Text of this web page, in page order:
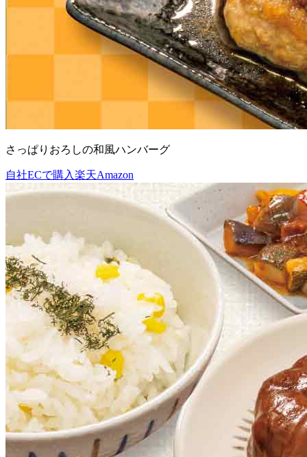
さっぱりおろしの和風ハンバーグ
自社ECで購入楽天Amazon